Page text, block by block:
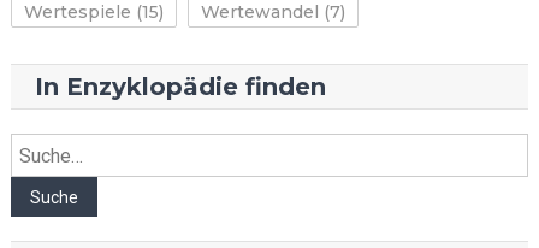
Wertespiele (15) Wertewandel (7)
In Enzyklopädie finden
Suche
Suche